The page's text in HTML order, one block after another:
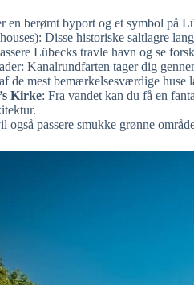
en berømt byport og et symbol på
Disse historiske saltlagre
Lübecks travle havn og se
Kanalrundfarten tager dig
de mest bemærkelsesværdige
Kirke: Fra vandet kan du få en
også passere smukke grønne